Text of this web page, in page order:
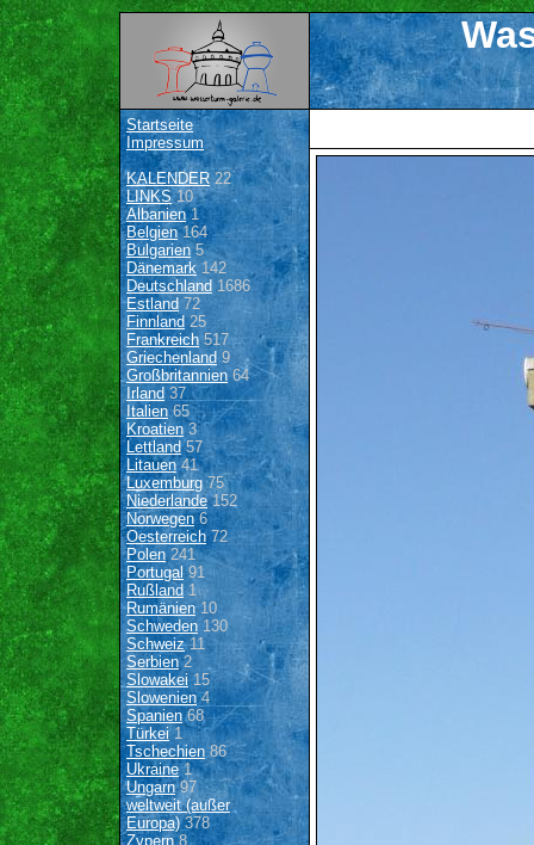
Startseite
Impressum
KALENDER22
LINKS10
Albanien1
Belgien164
Bulgarien 5
Dänemark142
Deutschland 1686
Estland 72
Finnland 25
Frankreich517
Griechenland9
Großbritannien64
Irland 37
Italien65
Kroatien3
Lettland57
Litauen41
Luxemburg 75
Niederlande152
Norwegen6
Oesterreich72
Polen 241
Portugal91
Rußland 1
Rumänien10
Schweden 130
Schweiz11
Serbien2
Slowakei15
Slowenien4
Spanien68
Türkei1
Tschechien 86
Ukraine1
Ungarn97
weltweit (außer
Europa)378
Zypern8